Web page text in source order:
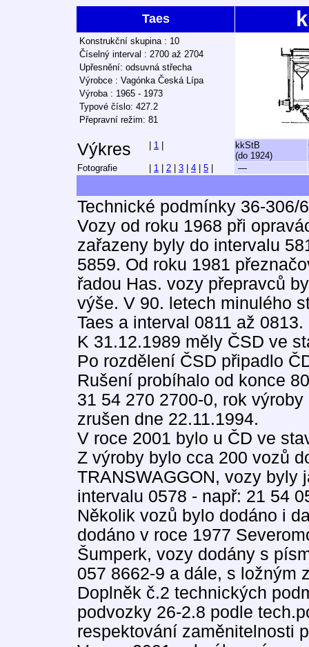
Taes
Konstrukční skupina : 10
Číselný interval : 2700 až 2704
Upřesnění: odsuvná střecha
Výrobce : Vagónka Česká Lípa
Výroba : 1965 - 1973
Typové číslo: 427.2
Přepravní režim: 81
Výkres 1
kkStB
(do 1924)
Fotografie
1 2 3 4 5 —
Technické podmínky 36-306/
Vozy od roku 1968 při
zařazeny byly do intervalu
5859. Od roku 1981
řadou Has. vozy přepravců
výše. V 90. letech minulého
Taes a interval 0811 až 0813.
K 31.12.1989 měly ČSD ve
Po rozdělení ČSD připadlo
Rušení probíhalo od konce
31 54 270 2700-0, rok
zrušen dne 22.11.1994.
V roce 2001 bylo u ČD ve
Z výroby bylo cca 200 vozů
TRANSWAGGON, vozy byly
intervalu 0578 - např: 21 54
Několik vozů bylo dodáno i
dodáno v roce 1977
Šumperk, vozy dodány s
057 8662-9 a dále, s ložným
Doplněk č.2 technických
podvozky 26-2.8 podle
respektování zaměnitelnosti